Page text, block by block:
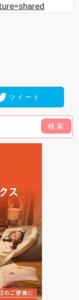
ツイート
検索